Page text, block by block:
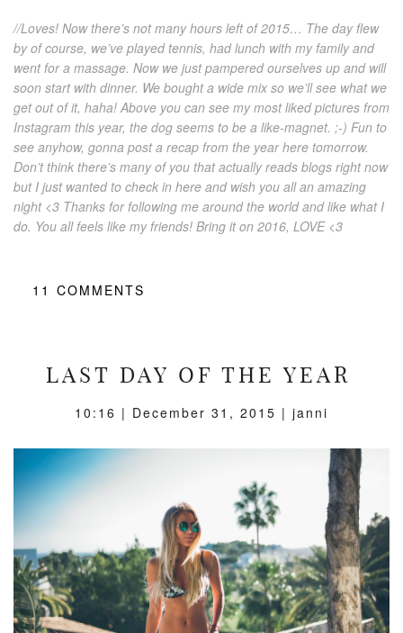
//Loves! Now there’s not many hours left of 2015… The day flew
by of course, we’ve played tennis, had lunch with my family and
went for a massage. Now we just pampered ourselves up and will
soon start with dinner. We bought a wide mix so we’ll see what we
get out of it, haha! Above you can see my most liked pictures from
Instagram this year, the dog seems to be a like-magnet. ;-) Fun to
see anyhow, gonna post a recap from the year here tomorrow.
Don’t think there’s many of you that actually reads blogs right now
but I just wanted to check in here and wish you all an amazing
night <3 Thanks for following me around the world and like what I
do. You all feels like my friends! Bring it on 2016, LOVE <3
11 COMMENTS
LAST DAY OF THE YEAR
10:16 | December 31, 2015 | janni